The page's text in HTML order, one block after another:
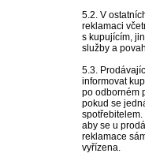
5.2. V
reklamaci
s kupujícím,
služby a
5.3.
informovat
po odborném
pokud se
aby se u
reklamace
vyřízena.